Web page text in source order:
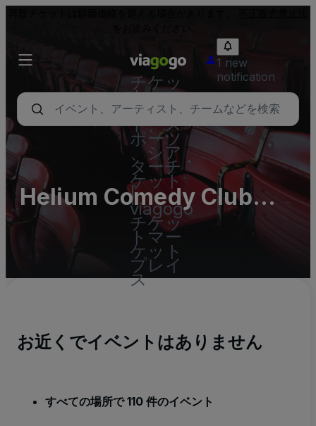
チケッ
ト - コ
ンサー
ト、ス
ポーツ
、シア
ターチ
ケット
|
viagogo
チケッ
トマー
ケット
プレイ
ス
1 new
notification
Helium Comedy Club
(St. Louis) Parking Lots
お近くでイベントはありません
すべての場所で 110 件のイベント